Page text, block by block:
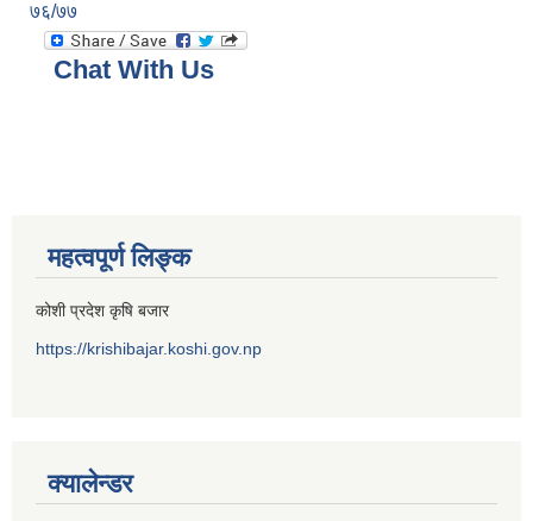
७६/७७
Chat With Us
महत्वपूर्ण लिङ्क
कोशी प्रदेश कृषि बजार
https://krishibajar.koshi.gov.np
क्यालेन्डर